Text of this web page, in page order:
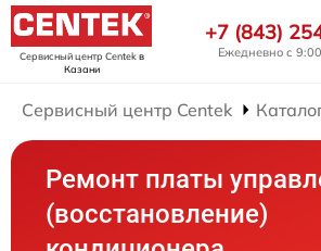
Сервисный центр Centekв
Казани
+7 (843)
Ежедневно с
Сервисный центр Centek
Ремонт платы
(восстановление)